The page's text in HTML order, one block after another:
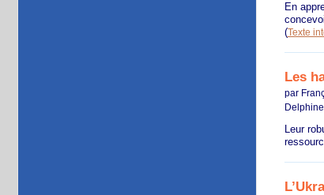
En
(Texte
Les
par
Leur